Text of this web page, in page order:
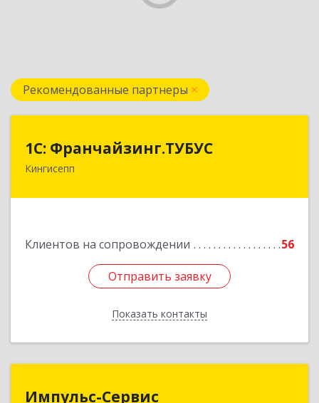
Рекомендованные партнеры
1С: Франчайзинг.ТУБУС
Кингисепп
Клиентов на сопровождении 56
Отправить заявку
Показать контакты
1С: Франчайзинг.ТУБУС
Отправить заявку
Назад
Импульс-Сервис